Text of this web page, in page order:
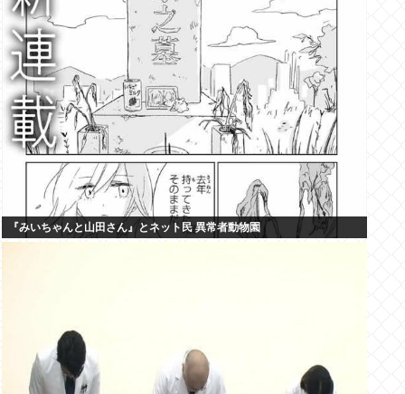
『みいちゃんと山田さん』とネット民 異常者動物園